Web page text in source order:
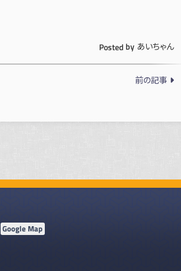
Posted by あいちゃん
前の記事
Google Map